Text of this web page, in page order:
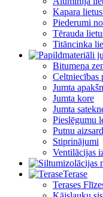
Kapara
Piederumi
Tērauda
Titāncinka
Bitumena
Celtniecības
Jumta
Jumta kore
Jumta
Pieslēgumu
Putnu
Stiprinājumi
Ventilācijas
Terase
Terases